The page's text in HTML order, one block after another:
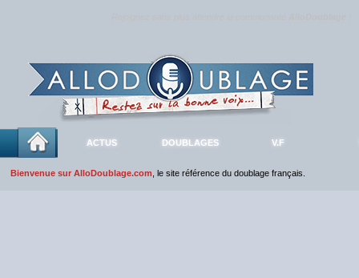
ACTUS DOUBLAGES V.F
Bienvenue sur AlloDoublage.com , le site référence du doublage français.